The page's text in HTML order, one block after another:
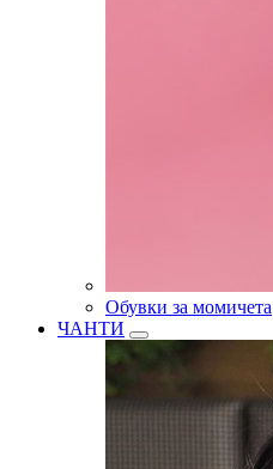
Обувки за момичета
ЧАНТИ